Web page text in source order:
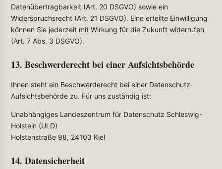
Datenübertragbarkeit (Art. 20 DSGVO) sowie ein
Widerspruchsrecht (Art. 21 DSGVO). Eine erteilte Einwilligung
können Sie jederzeit mit Wirkung für die Zukunft widerrufen
(Art. 7 Abs. 3 DSGVO).
13. Beschwerderecht bei einer Aufsichtsbehörde
Ihnen steht ein Beschwerderecht bei einer Datenschutz-
Aufsichtsbehörde zu. Für uns zuständig ist:
Unabhängiges Landeszentrum für Datenschutz Schleswig-
Holstein (ULD)
Holstenstraße 98, 24103 Kiel
14. Datensicherheit